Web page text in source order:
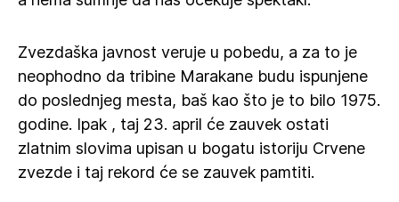
Zvezdaška javnost veruje u pobedu, a za to je
neophodno da tribine Marakane budu ispunjene
do poslednjeg mesta, baš kao što je to bilo 1975.
godine. Ipak , taj 23. april će zauvek ostati
zlatnim slovima upisan u bogatu istoriju Crvene
zvezde i taj rekord će se zauvek pamtiti.